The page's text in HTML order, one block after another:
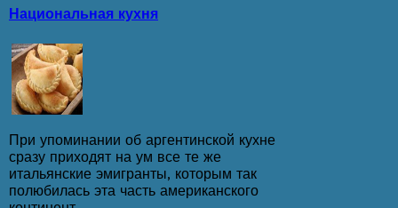
Национальная кухня
При упоминании об аргентинской кухне
сразу приходят на ум все те же
итальянские эмигранты, которым так
полюбилась эта часть американского